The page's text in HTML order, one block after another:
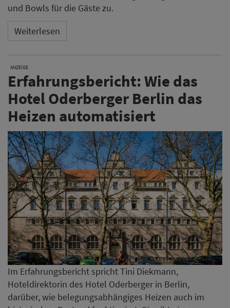
und Bowls für die Gäste zu.
Weiterlesen
ANZEIGE
Erfahrungsbericht: Wie das
Hotel Oderberger Berlin das
Heizen automatisiert
Im Erfahrungsbericht spricht Tini Diekmann,
Hoteldirektorin des Hotel Oderberger in Berlin,
darüber, wie belegungsabhängiges Heizen auch im